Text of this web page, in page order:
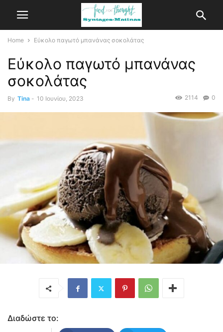
Home Εύκολο παγωτό μπανάνας σοκολάτας
Εύκολο παγωτό μπανάνας
σοκολάτας
By Tina - 10 Ιουνίου, 2023 0
2114
Διαδώστε το: